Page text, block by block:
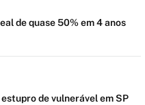
de quase 50% em 4 anos
de vulnerável em SP